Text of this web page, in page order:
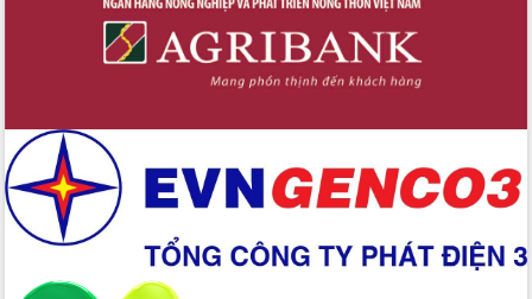
Chương trình “Gặp gỡ hữu nghị –
Friendship Meeting New Year 2026”
Bầu cử Quốc hội và HĐND: Cử tri Đắk
Lắk gửi gắm niềm tin, kỳ vọng vào lá
Đắk Lắk sẵn sàng các điều kiện cho
Ngày hội bầu cử đại biểu Quốc hội
khóa XVI và HĐND các cấp nhiệm kỳ
2026-2031
Đảm bảo cuộc bầu cử đại biểu Quốc
hội và đại biểu HĐND các cấp diễn ra
an toàn, hiệu quả, đúng quy định